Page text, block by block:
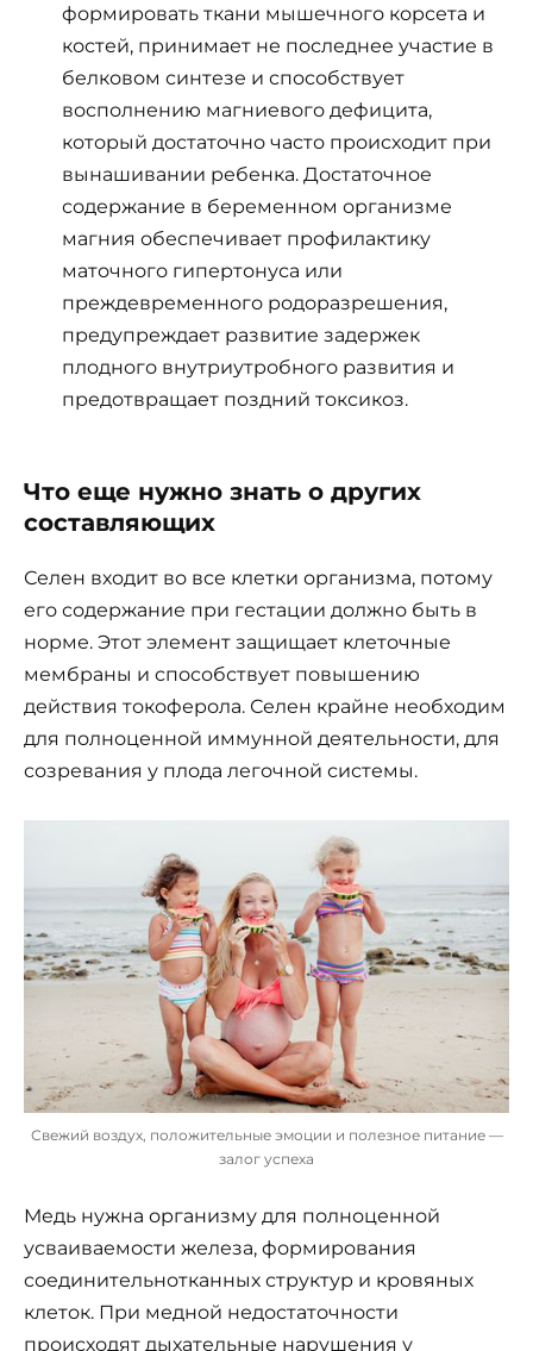
формировать ткани мышечного корсета и
костей, принимает не последнее участие в
белковом синтезе и способствует
восполнению магниевого дефицита,
который достаточно часто происходит при
вынашивании ребенка. Достаточное
содержание в беременном организме
магния обеспечивает профилактику
маточного гипертонуса или
преждевременного родоразрешения,
предупреждает развитие задержек
плодного внутриутробного развития и
предотвращает поздний токсикоз.
Что еще нужно знать о других
составляющих
Селен входит во все клетки организма, потому
его содержание при гестации должно быть в
норме. Этот элемент защищает клеточные
мембраны и способствует повышению
действия токоферола. Селен крайне необходим
для полноценной иммунной деятельности, для
созревания у плода легочной системы.
Свежий воздух, положительные эмоции и полезное питание —
залог успеха
Медь нужна организму для полноценной
усваиваемости железа, формирования
соединительнотканных структур и кровяных
клеток. При медной недостаточности
происходят дыхательные нарушения у